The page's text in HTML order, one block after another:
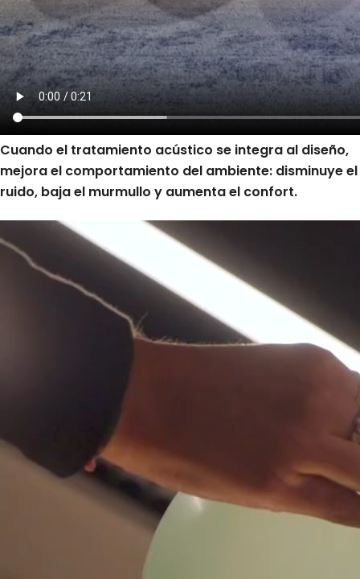
Cuando el tratamiento acústico se integra al diseño,
mejora el comportamiento del ambiente: disminuye el
ruido, baja el murmullo y aumenta el confort.